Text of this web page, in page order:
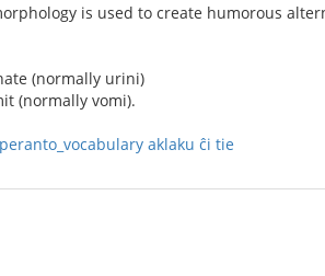
is used to create humorous
(normally urini)
(normally vomi).
aklaku ĉi tie